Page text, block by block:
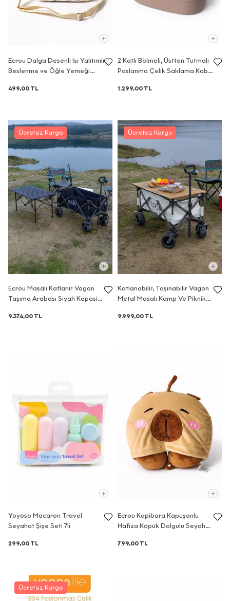
Ecrou Dalga Desenli Isı Yalıtımlı
Beslenme ve Öğle Yemeği
499,00 TL
2 Katlı Bölmeli, Üstten Tutmalı
Paslanma Çelik Saklama Kabı
1.299,00 TL
Ücretsiz Kargo
Ecrou Masalı Katlanır Vagon
Taşıma Arabası Siyah Kapasite
9.374,00 TL
Ücretsiz Kargo
Katlanabilir, Taşınabilir Vagon
Metal Masalı Kamp Ve Piknik
Kapasite 150 kg
9.999,00 TL
Yoyoso Macaron Travel
Seyahat Şişe Seti 7li
299,00 TL
Ecrou Kapibara Kapuşonlu
Hafıza Köpük Dolgulu Seyahat
799,00 TL
Ücretsiz Kargo
E-Bülten Sözleşmesi
KİŞİSEL VERİLERİN İŞLENMESİNE
İLİŞKİN AYDINLATMA METNİ
Aydınlatma Metni
verilerinizi işleme amacımızı ve bu